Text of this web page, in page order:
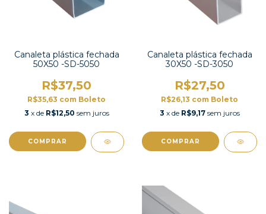
Canaleta plástica fechada
50X50 -SD-5050
R$37,50
R$35,63 com Boleto
3 x de R$12,50 sem juros
COMPRAR
Canaleta plástica fechada
30X50 -SD-3050
R$27,50
R$26,13 com Boleto
3 x de R$9,17 sem juros
COMPRAR